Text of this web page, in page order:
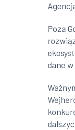
Poza
dane